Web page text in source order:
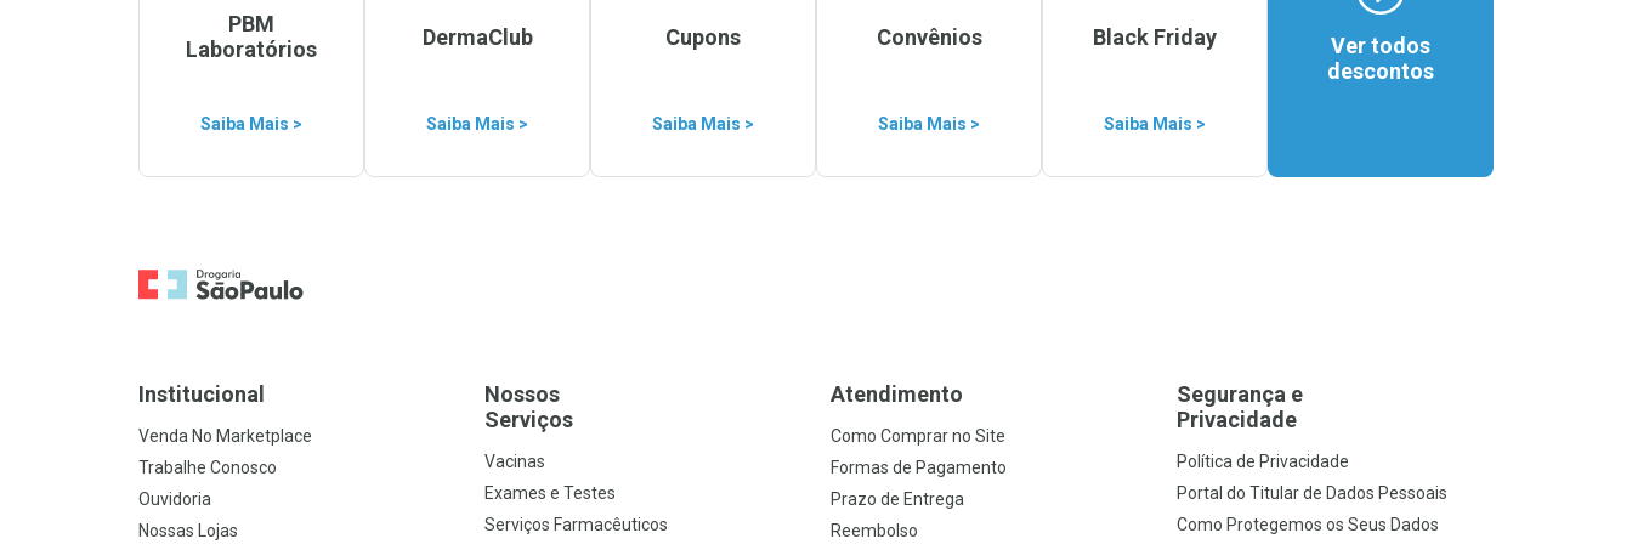
PBM
Laboratórios
Saiba Mais >
DermaClub
Saiba Mais >
Cupons
Saiba Mais >
Convênios
Saiba Mais >
Black Friday
Saiba Mais >
Ver todos
descontos
Ir para a Home
Institucional
Venda No Marketplace
Trabalhe Conosco
Ouvidoria
Nossas Lojas
Nossos
Serviços
Vacinas
Exames e Testes
Serviços Farmacêuticos
Atendimento
Como Comprar no Site
Formas de Pagamento
Prazo de Entrega
Reembolso
Segurança e
Privacidade
Política de Privacidade
Portal do Titular de Dados Pessoais
Como Protegemos os Seus Dados